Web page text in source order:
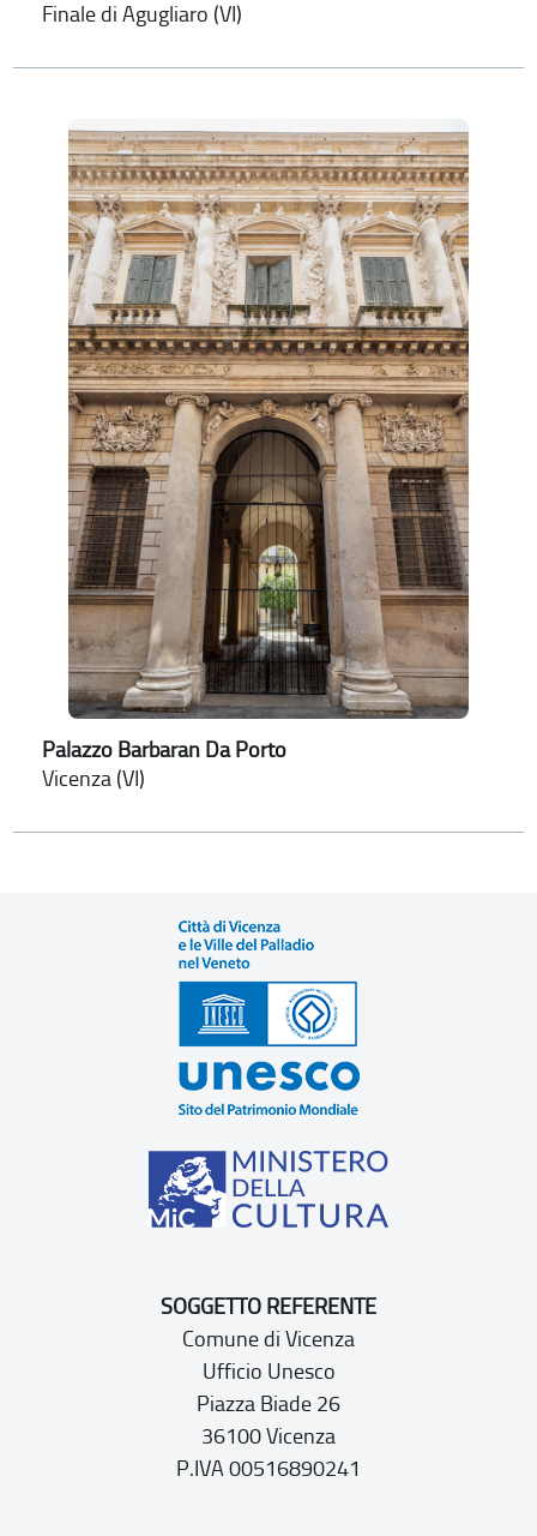
Finale di Agugliaro (VI)
Palazzo Barbaran Da Porto
Vicenza (VI)
SOGGETTO REFERENTE
Comune di Vicenza
Ufficio Unesco
Piazza Biade 26
36100 Vicenza
P.IVA 00516890241